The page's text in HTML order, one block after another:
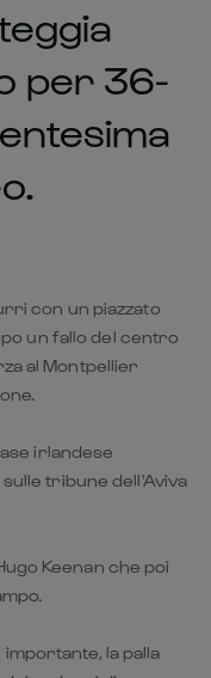
per 36-
con un piazzato
un fallo del centro
al Montpellier
irlandese
tribune dell'Aviva
Keenan che poi
la palla